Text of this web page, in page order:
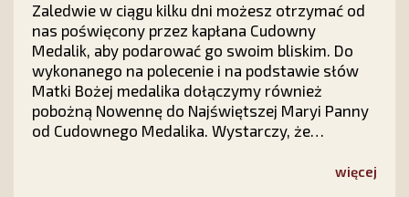
Zaledwie w ciągu kilku dni możesz otrzymać od
nas poświęcony przez kapłana Cudowny
Medalik, aby podarować go swoim bliskim. Do
wykonanego na polecenie i na podstawie słów
Matki Bożej medalika dołączymy również
pobożną Nowennę do Najświętszej Maryi Panny
od Cudownego Medalika. Wystarczy, że
Stowarzyszenia Ks. Piotra Skargi „Dar Maryi”więcej